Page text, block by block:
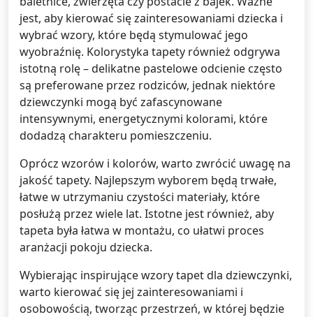
jest, aby kierować się zainteresowaniami dziecka i
wybrać wzory, które będą stymulować jego
wyobraźnię. Kolorystyka tapety również odgrywa
istotną rolę – delikatne pastelowe odcienie często
są preferowane przez rodziców, jednak niektóre
dziewczynki mogą być zafascynowane
intensywnymi, energetycznymi kolorami, które
dodadzą charakteru pomieszczeniu.
Oprócz wzorów i kolorów, warto zwrócić uwagę na
jakość tapety. Najlepszym wyborem będą trwałe,
łatwe w utrzymaniu czystości materiały, które
posłużą przez wiele lat. Istotne jest również, aby
tapeta była łatwa w montażu, co ułatwi proces
aranżacji pokoju dziecka.
Wybierając inspirujące wzory tapet dla dziewczynki,
warto kierować się jej zainteresowaniami i
osobowością, tworząc przestrzeń, w której będzie